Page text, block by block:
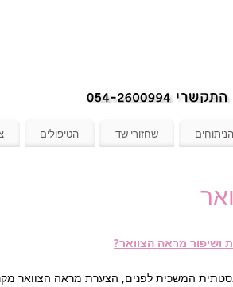
הניתוחים שחזורי שד הטיפולים
ושיפור מראה הצוואר?
המשכית לפנים, הצערת מראה הצוואר